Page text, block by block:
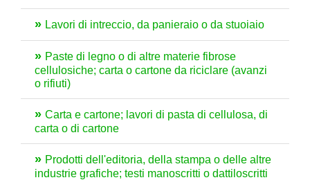
Lavori di intreccio, da panieraio o da stuoiaio
Paste di legno o di altre materie fibrose
cellulosiche; carta o cartone da riciclare (avanzi
o rifiuti)
Carta e cartone; lavori di pasta di cellulosa, di
carta o di cartone
Prodotti dell'editoria, della stampa o delle altre
industrie grafiche; testi manoscritti o dattiloscritti